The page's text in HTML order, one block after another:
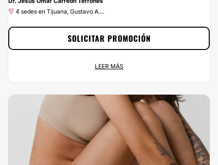
4 sedes en Tijuana, Gustavo A....
4 sedes en Tijuana, Gustavo A....
¡Ponle buena cara a la vida por menos de lo que esperas! En Multiestetica.mx
podrás contratar los servicios de Dr. Jesús Omar Carreón Terrones y estar
como siempre has soñado. ¡Aprovecha el 10% de descuento ya!
SOLICITAR PROMOCIÓN
LEER MÁS